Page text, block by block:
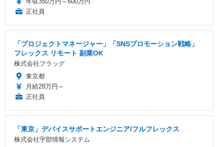
正社員
「プロジェクトマネージャー」「SNSプロモーション戦略」
フレックス リモート 副業OK
株式会社フラッグ
東京都
月給28万円～
正社員
「東京」デバイスサポートエンジニア/フルフレックス
株式会社宇部情報システム